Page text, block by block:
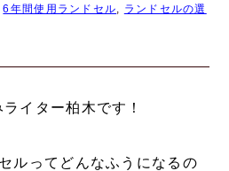
,6年間使用ランドセル
ランドセルの選
イター柏木です！
ルってどんなふうになるの